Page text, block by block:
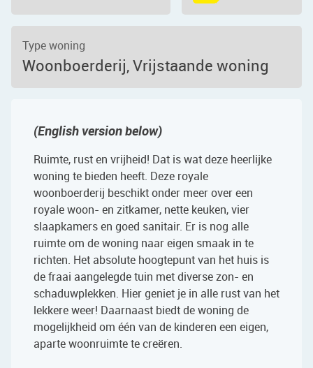
Type woning
Woonboerderij, Vrijstaande woning
(English version below)
Ruimte, rust en vrijheid! Dat is wat deze heerlijke
woning te bieden heeft. Deze royale
woonboerderij beschikt onder meer over een
royale woon- en zitkamer, nette keuken, vier
slaapkamers en goed sanitair. Er is nog alle
ruimte om de woning naar eigen smaak in te
richten. Het absolute hoogtepunt van het huis is
de fraai aangelegde tuin met diverse zon- en
schaduwplekken. Hier geniet je in alle rust van het
lekkere weer! Daarnaast biedt de woning de
mogelijkheid om één van de kinderen een eigen,
aparte woonruimte te creëren.